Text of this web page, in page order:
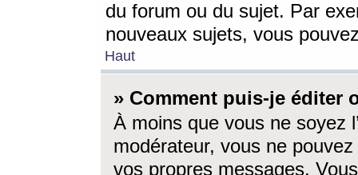
du forum ou du sujet. Par
nouveaux sujets, vous
Haut
» Comment puis-je éditer
À moins que vous ne soyez
modérateur, vous ne
vos propres messages.